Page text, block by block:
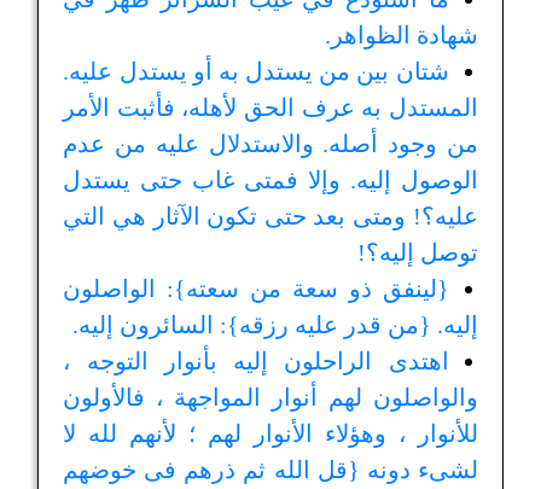
شهادة الظواهر.
شتان بين من يستدل به أو يستدل عليه.
المستدل به عرف الحق لأهله، فأثبت الأمر
من وجود أصله. والاستدلال عليه من عدم
الوصول إليه. وإلا فمتى غاب حتى يستدل
عليه؟! ومتى بعد حتى تكون الآثار هي التي
توصل إليه؟!
{لينفق ذو سعة من سعته}: الواصلون
إليه. {من قدر عليه رزقه}: السائرون إليه.
اهتدى الراحلون إليه بأنوار التوجه ،
والواصلون لهم أنوار المواجهة ، فالأولون
للأنوار ، وهؤلاء الأنوار لهم ؛ لأنهم لله لا
لشىء دونه {قل الله ثم ذرهم فى خوضهم